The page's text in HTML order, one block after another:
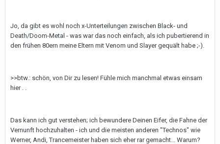
Jo, da gibt es wohl noch x-Unterteilungen zwischen Black- und
Death/Doom-Metal - was war das noch einfach, als ich pubertierend in
den frühen 80ern meine Eltern mit Venom und Slayer gequält habe ;-).
>>btw.: schön, von Dir zu lesen! Fühle mich manchmal etwas einsam
hier . .
Das kann ich gut verstehen; ich bewundere Deinen Eifer, die Fahne der
Vernunft hochzuhalten - ich und die meisten anderen "Technos" wie
Werner, Andi, Trancemeister haben sich eher rar gemacht... Warum?